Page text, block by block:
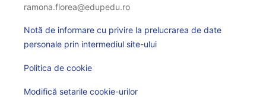
ramona.florea@edupedu.ro
Notă de informare cu privire la prelucrarea de date
personale prin intermediul site-ului
Politica de cookie
Modifică setarile cookie-urilor